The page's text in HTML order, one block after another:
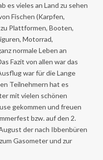
es vieles an Land zu sehen
Fischen (Karpfen,
Plattformen, Booten,
Motorrad,
normale Leben an
Fazit von allen war das
war für die Lange
Teilnehmern hat es
mit vielen schönen
gekommen und freuen
bzw. auf den 2.
der nach Ibbenbüren
Gasometer und zur